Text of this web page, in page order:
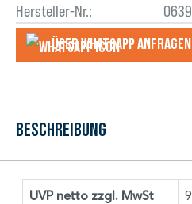
Hersteller-Nr.:
Über WhatsApp anfragеn
Beschreibung
UVP netto zzgl. MwSt